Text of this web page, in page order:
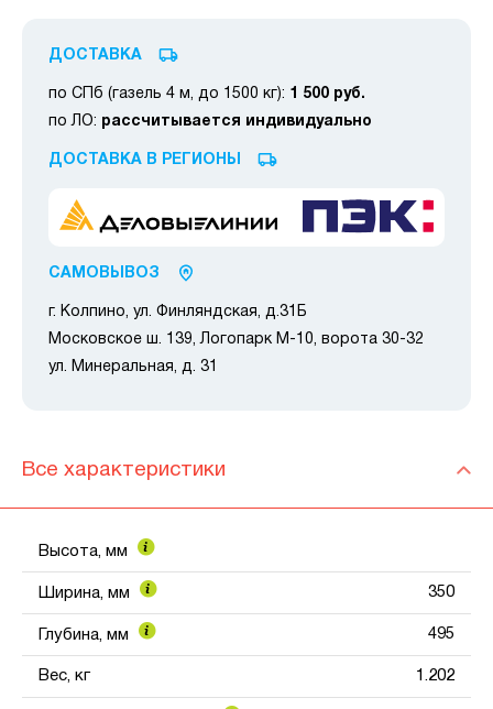
ДОСТАВКА
по СПб (газель 4 м, до 1500 кг): 1 500 руб.
по ЛО: рассчитывается индивидуально
ДОСТАВКА В РЕГИОНЫ
САМОВЫВОЗ
г. Колпино, ул. Финляндская, д.31Б
Московское ш. 139, Логопарк М-10, ворота 30-32
ул. Минеральная, д. 31
Все характеристики
Высота, мм
Ширина, мм 350
Глубина, мм 495
Вес, кг 1.202